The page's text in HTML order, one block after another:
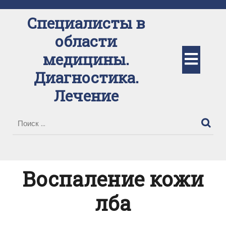
содержимомуСпециалисты в
области
медицины.
Диагностика.
Лечение
Воспаление кожи
лба